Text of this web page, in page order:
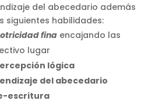
del abecedario además
siguientes habilidades:
finaencajando las
lugar
lógica
del abecedario
escritura